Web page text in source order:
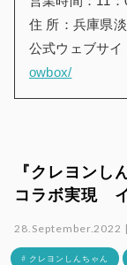
住 所：兵庫県
公式ウェブサイ
owbox/
『クレヨンし
コラボ実現
28.September.2022
# クレヨンしんちゃん